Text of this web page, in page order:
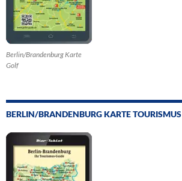
Berlin/Brandenburg Karte
Golf
BERLIN/BRANDENBURG KARTE TOURISMUS